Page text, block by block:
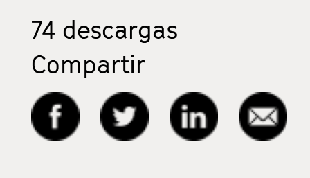
74 descargas
Compartir